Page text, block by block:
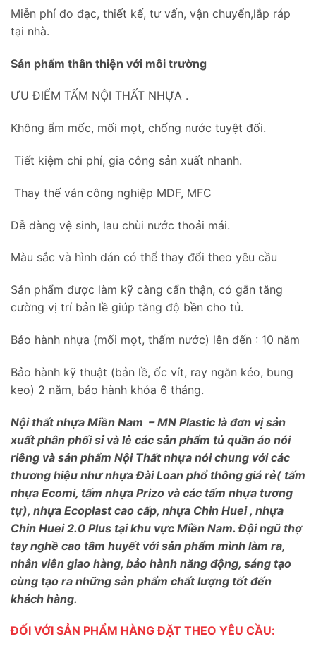
Miễn phí đo đạc, thiết kế, tư vấn, vận chuyển,lắp ráp
tại nhà.
Sản phẩm thân thiện với môi trường
ƯU ĐIỂM TẤM NỘI THẤT NHỰA .
Không ẩm mốc, mối mọt, chống nước tuyệt đối.
Tiết kiệm chi phí, gia công sản xuất nhanh.
Thay thế ván công nghiệp MDF, MFC
Dễ dàng vệ sinh, lau chùi nước thoải mái.
Màu sắc và hình dán có thể thay đổi theo yêu cầu
Sản phẩm được làm kỹ càng cẩn thận, có gắn tăng
cường vị trí bản lề giúp tăng độ bền cho tủ.
Bảo hành nhựa (mối mọt, thấm nước) lên đến : 10 năm
Bảo hành kỹ thuật (bản lề, ốc vít, ray ngăn kéo, bung
keo) 2 năm, bảo hành khóa 6 tháng.
Nội thất nhựa Miền Nam – MN Plastic là đơn vị sản
xuất phân phối sỉ và lẻ các sản phẩm tủ quần áo nói
riêng và sản phẩm Nội Thất nhựa nói chung với các
thương hiệu như nhựa Đài Loan phổ thông giá rẻ( tấm
nhựa Ecomi, tấm nhựa Prizo và các tấm nhựa tương
tự), nhựa Ecoplast cao cấp, nhựa Chin Huei , nhựa
Chin Huei 2.0 Plus tại khu vực Miền Nam. Đội ngũ thợ
tay nghề cao tâm huyết với sản phẩm mình làm ra,
nhân viên giao hàng, bảo hành năng động, sáng tạo
cùng tạo ra những sản phẩm chất lượng tốt đến
khách hàng.
ĐỐI VỚI SẢN PHẨM HÀNG ĐẶT THEO YÊU CẦU: